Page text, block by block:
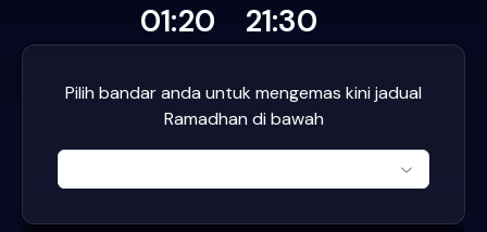
01:20 21:30
Pilih bandar anda untuk mengemas kini jadual
Ramadhan di bawah